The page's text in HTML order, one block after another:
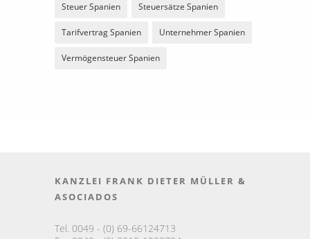
Steuer Spanien Steuersätze Spanien
Tarifvertrag Spanien Unternehmer Spanien
Vermögensteuer Spanien
KANZLEI FRANK DIETER MÜLLER &
ASOCIADOS
Tel. 0049 - (0) 69-66124713